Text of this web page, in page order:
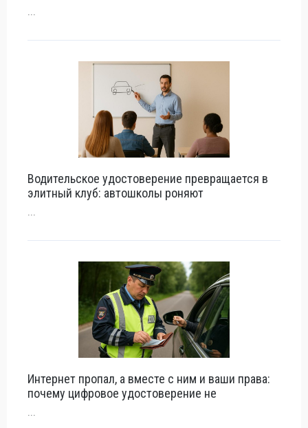
...
Водительское удостоверение превращается в
элитный клуб: автошколы роняют
...
Интернет пропал, а вместе с ним и ваши права:
почему цифровое удостоверение не
...